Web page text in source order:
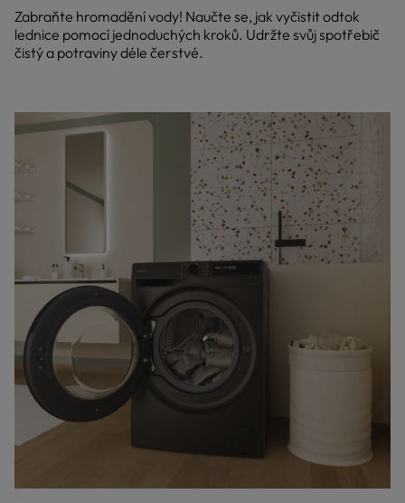
Zabraňte hromadění vody! Naučte se, jak vyčistit odtok
lednice pomocí jednoduchých kroků. Udržte svůj spotřebič
čistý a potraviny déle čerstvé.